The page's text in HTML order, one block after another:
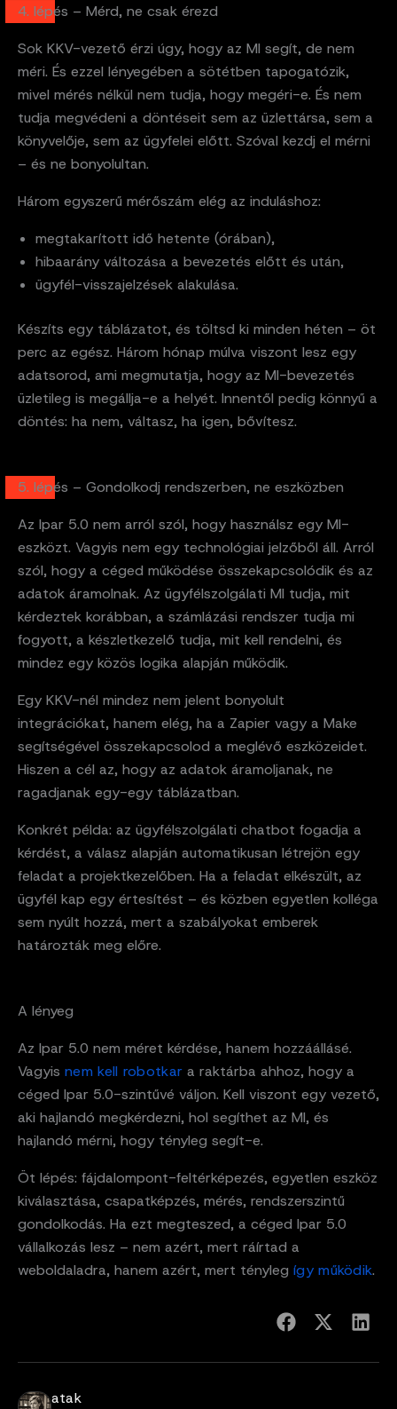
4. lépés – Mérd, ne csak érezd
Sok KKV-vezető érzi úgy, hogy az MI segít, de nem
méri. És ezzel lényegében a sötétben tapogatózik,
mivel mérés nélkül nem tudja, hogy megéri-e. És nem
tudja megvédeni a döntéseit sem az üzlettársa, sem a
könyvelője, sem az ügyfelei előtt. Szóval kezdj el mérni
– és ne bonyolultan.
Három egyszerű mérőszám elég az induláshoz:
megtakarított idő hetente (órában),
hibaarány változása a bevezetés előtt és után,
ügyfél-visszajelzések alakulása.
Készíts egy táblázatot, és töltsd ki minden héten – öt
perc az egész. Három hónap múlva viszont lesz egy
adatsorod, ami megmutatja, hogy az MI-bevezetés
üzletileg is megállja-e a helyét. Innentől pedig könnyű a
döntés: ha nem, váltasz, ha igen, bővítesz.
5. lépés – Gondolkodj rendszerben, ne eszközben
Az Ipar 5.0 nem arról szól, hogy használsz egy MI-
eszközt. Vagyis nem egy technológiai jelzőből áll. Arról
szól, hogy a céged működése összekapcsolódik és az
adatok áramolnak. Az ügyfélszolgálati MI tudja, mit
kérdeztek korábban, a számlázási rendszer tudja mi
fogyott, a készletkezelő tudja, mit kell rendelni, és
mindez egy közös logika alapján működik.
Egy KKV-nél mindez nem jelent bonyolult
integrációkat, hanem elég, ha a Zapier vagy a Make
segítségével összekapcsolod a meglévő eszközeidet.
Hiszen a cél az, hogy az adatok áramoljanak, ne
ragadjanak egy-egy táblázatban.
Konkrét példa: az ügyfélszolgálati chatbot fogadja a
kérdést, a válasz alapján automatikusan létrejön egy
feladat a projektkezelőben. Ha a feladat elkészült, az
ügyfél kap egy értesítést – és közben egyetlen kolléga
sem nyúlt hozzá, mert a szabályokat emberek
határozták meg előre.
A lényeg
Az Ipar 5.0 nem méret kérdése, hanem hozzáállásé.
Vagyis nem kell robotkar a raktárba ahhoz, hogy a
céged Ipar 5.0-szintűvé váljon. Kell viszont egy vezető,
aki hajlandó megkérdezni, hol segíthet az MI, és
hajlandó mérni, hogy tényleg segít-e.
Öt lépés: fájdalompont-feltérképezés, egyetlen eszköz
kiválasztása, csapatképzés, mérés, rendszerszintű
gondolkodás. Ha ezt megteszed, a céged Ipar 5.0
vállalkozás lesz – nem azért, mert ráírtad a
weboldaladra, hanem azért, mert tényleg így működik.
atak